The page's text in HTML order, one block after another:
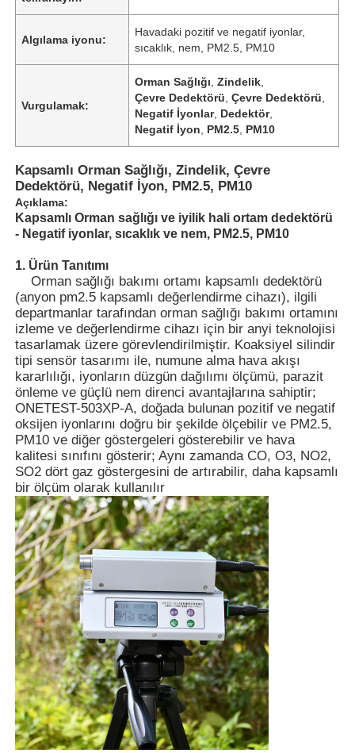
Ana sayfa
Ürünler
VİDEOLAR
Algılama iyonu:
Havadaki pozitif ve negatif iyonlar,
sıcaklık, nem, PM2.5, PM10
Vurgulamak:
Orman Sağlığı ,Zindelik
Çevre Dedektörü ,Çevre Dedektörü
Negatif İyonlar, Dedektör,
Negatif İyon
PM2.5 PM10
Kapsamlı Orman Sağlığı, Zindelik, Çevre
Dedektörü, Negatif İyon, PM2.5, PM10
Açıklama:
Kapsamlı Orman sağlığı ve iyilik hali ortam dedektörü
- Negatif iyonlar, sıcaklık ve nem, PM2.5, PM10
1. Ürün Tanıtımı
Orman sağlığı bakımı ortamı kapsamlı dedektörü
(anyon pm2.5 kapsamlı değerlendirme cihazı), ilgili
departmanlar tarafından orman sağlığı bakımı ortamını
izleme ve değerlendirme cihazı için bir anyi teknolojisi
tasarlamak üzere görevlendirilmiştir. Koaksiyel silindir
tipi sensör tasarımı ile, numune alma hava akışı
kararlılığı, iyonların düzgün dağılımı ölçümü, parazit
önleme ve güçlü nem direnci avantajlarına sahiptir;
ONETEST-503XP-A, doğada bulunan pozitif ve negatif
oksijen iyonlarını doğru bir şekilde ölçebilir ve PM2.5,
PM10 ve diğer göstergeleri gösterebilir ve hava
kalitesi sınıfını gösterir; Aynı zamanda CO, O3, NO2,
SO2 dört gaz göstergesini de artırabilir, daha kapsamlı
bir ölçüm olarak kullanılır